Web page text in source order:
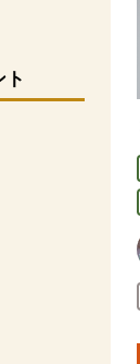
ト
で開きます。
で開きます。